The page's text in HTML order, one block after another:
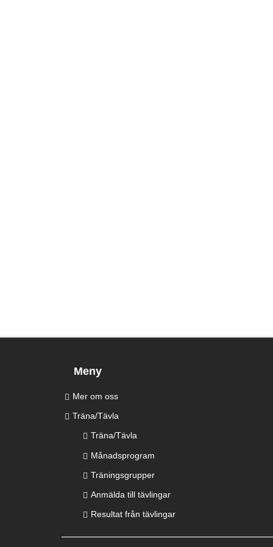
Meny
Mer om oss
Träna/Tävla
Träna/Tävla
Månadsprogram
Träningsgrupper
Anmälda till tävlingar
Resultat från tävlingar